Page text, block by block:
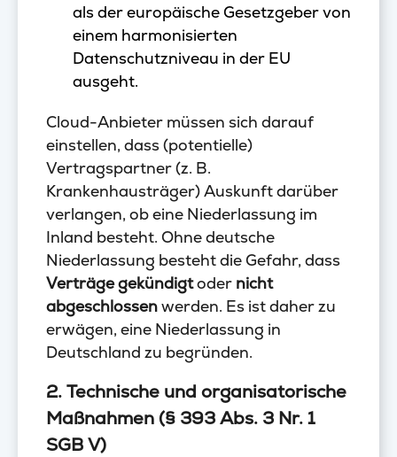
als der europäische Gesetzgeber von
einem harmonisierten
Datenschutzniveau in der EU
ausgeht.
Cloud-Anbieter müssen sich darauf
einstellen, dass (potentielle)
Vertragspartner (z. B.
Krankenhausträger) Auskunft darüber
verlangen, ob eine Niederlassung im
Inland besteht. Ohne deutsche
Niederlassung besteht die Gefahr, dass
Verträge gekündigtoder nicht
abgeschlossenwerden. Es ist daher zu
erwägen, eine Niederlassung in
Deutschland zu begründen.
2. Technische und organisatorische
Maßnahmen (§ 393 Abs. 3 Nr. 1
SGB V)